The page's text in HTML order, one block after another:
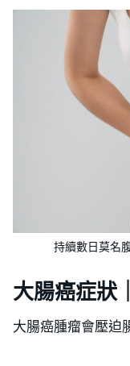
持續數日莫名
大腸癌症狀
大腸癌腫瘤會壓迫